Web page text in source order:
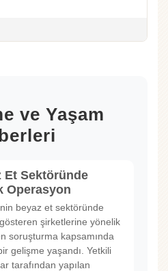
ve Yaşam
Et Sektöründe
Operasyon
beyaz et sektöründe
şirketlerine yönelik
soruşturma kapsamında
gelişme yaşandı. Yetkili
tarafından yapılan